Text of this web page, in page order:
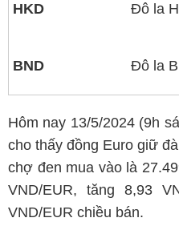
HKD Đô la
BND Đô la
Hôm nay 13/5/2024 (9h
cho thấy đồng Euro giữ
chợ đen mua vào là
VND/EUR, tăng 8,93
VND/EUR chiều bán.